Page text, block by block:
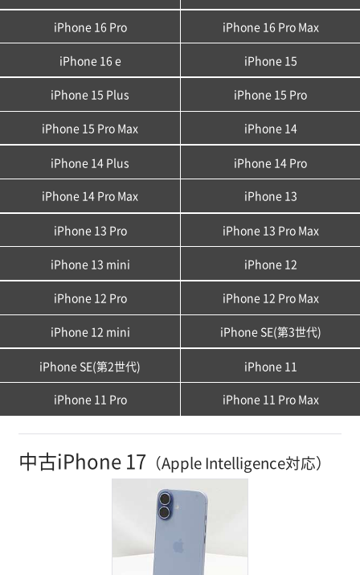
iPhone 16 Pro iPhone 16 Pro Max
iPhone 16 e iPhone 15
iPhone 15 Plus iPhone 15 Pro
iPhone 15 Pro Max iPhone 14
iPhone 14 Plus iPhone 14 Pro
iPhone 14 Pro Max iPhone 13
iPhone 13 Pro iPhone 13 Pro Max
iPhone 13 mini iPhone 12
iPhone 12 Pro iPhone 12 Pro Max
iPhone 12 mini iPhone SE(第3世代)
iPhone SE(第2世代) iPhone 11
iPhone 11 Pro iPhone 11 Pro Max
中古iPhone 17 （Apple Intelligence対応）